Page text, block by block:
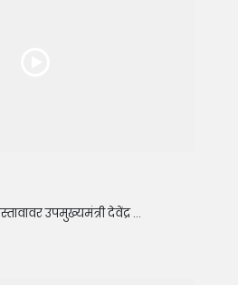
उपमुख्यमंत्री देवेंद्र ...